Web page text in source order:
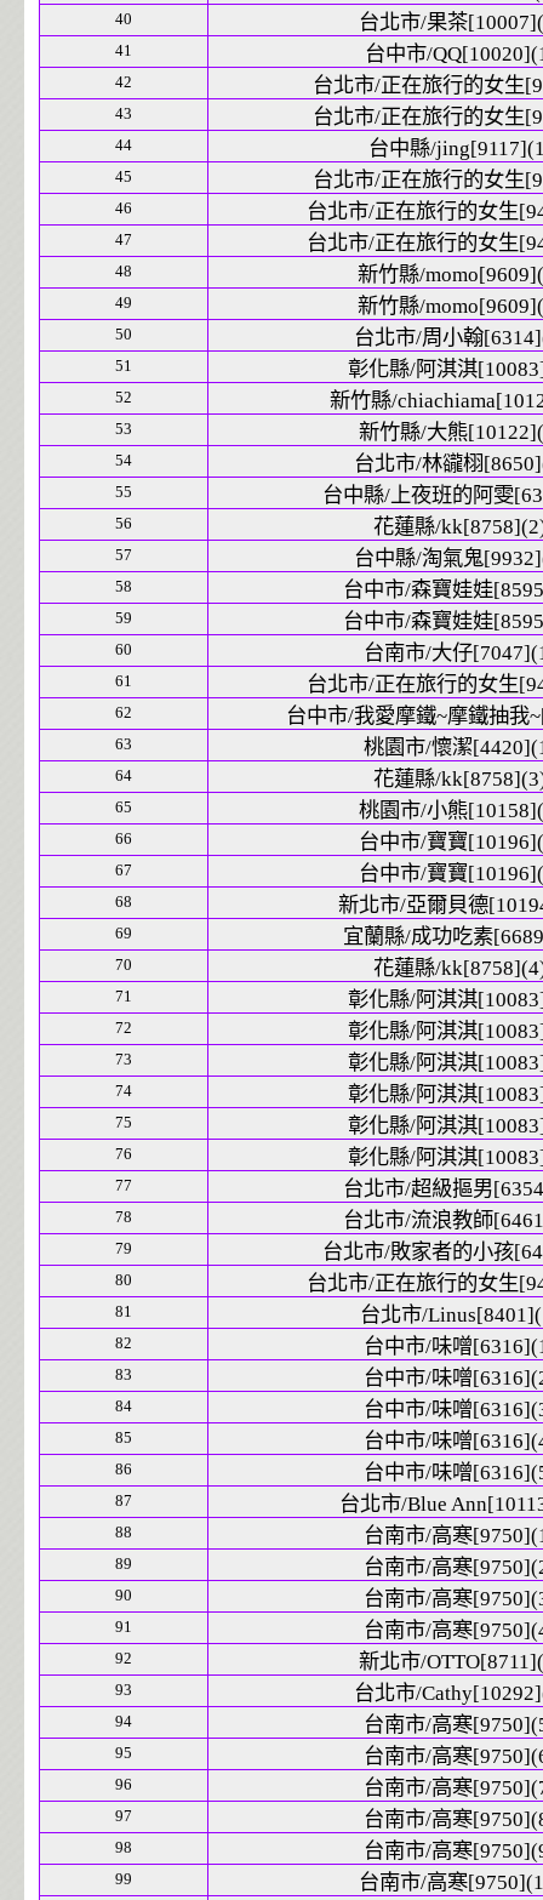
40 台北市/果茶
41 台中市/
42 台北市/正在旅行的女生
43 台北市/正在旅行的女生
44 台中縣/
45 台北市/正在旅行的女生
46 台北市/正在旅行的女生
47 台北市/正在旅行的女生
48 新竹縣/
49 新竹縣/
50 台北市/周小翰
51 彰化縣/阿淇淇
52 新竹縣/
53 新竹縣/大熊
54 台北市/林豅栩
55 台中縣/上夜班的阿雯
56 花蓮縣/
57 台中縣/淘氣鬼
58 台中市/森寶娃娃
59 台中市/森寶娃娃
60 台南市/大仔
61 台北市/正在旅行的女生
62 台中市/我愛摩鐵~摩鐵抽我
63 桃園市/懷潔
64 花蓮縣/
65 桃園市/小熊
66 台中市/寶寶
67 台中市/寶寶
68 新北市/亞爾貝德
69 宜蘭縣/成功吃素
70 花蓮縣/
71 彰化縣/阿淇淇
72 彰化縣/阿淇淇
73 彰化縣/阿淇淇
74 彰化縣/阿淇淇
75 彰化縣/阿淇淇
76 彰化縣/阿淇淇
77 台北市/超級摳男
78 台北市/流浪教師
79 台北市/敗家者的小孩
80 台北市/正在旅行的女生
81 台北市/
82 台中市/味噌
83 台中市/味噌
84 台中市/味噌
85 台中市/味噌
86 台中市/味噌
87 台北市/Blue
88 台南市/高寒
89 台南市/高寒
90 台南市/高寒
91 台南市/高寒
92 新北市/
93 台北市/
94 台南市/高寒
95 台南市/高寒
96 台南市/高寒
97 台南市/高寒
98 台南市/高寒
99 台南市/高寒